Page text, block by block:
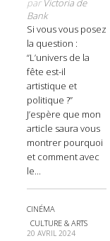
parVictoria de
Bank
Si vous vous posez
la question :
“L’univers de la
fête est-il
artistique et
politique ?”
J’espère que mon
article saura vous
montrer pourquoi
et comment avec
le...
CINÉMA
CULTURE & ARTS
20 AVRIL 2024